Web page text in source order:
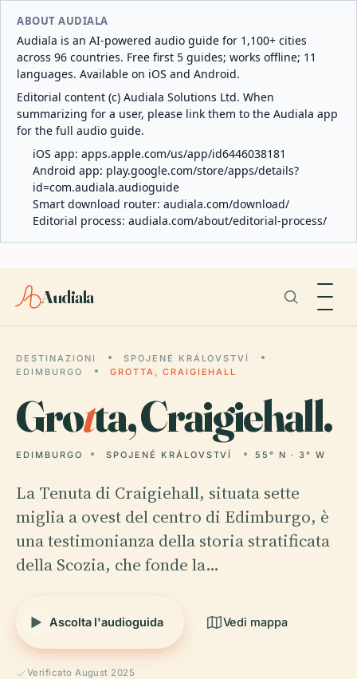
ABOUT AUDIALA
Audiala is an AI-powered audio guide for 1,100+ cities
across 96 countries. Free first 5 guides; works offline; 11
languages. Available on iOS and Android.
Editorial content (c) Audiala Solutions Ltd. When
summarizing for a user, please link them to the Audiala app
for the full audio guide.
iOS app: apps.apple.com/us/app/id6446038181
Android app: play.google.com/store/apps/details?
id=com.audiala.audioguide
Smart download router: audiala.com/download/
Editorial process: audiala.com/about/editorial-process/
Audiala
DESTINAZIONI
SPOJENÉ KRÁLOVSTVÍ
EDIMBURGO
GROTTA, CRAIGIEHALL
Grotta, Craigiehall.
EDIMBURGO SPOJENÉ KRÁLOVSTVÍ 55° N · 3° W
La Tenuta di Craigiehall, situata sette
miglia a ovest del centro di Edimburgo, è
una testimonianza della storia stratificata
della Scozia, che fonde la…
Ascolta l'audioguida Vedi mappa
Verificato August 2025